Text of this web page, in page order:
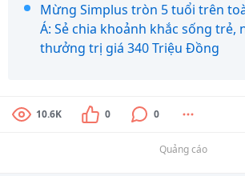
Mừng Simplus tròn 5 tuổi trên
Á: Sẻ chia khoảnh khắc sống trẻ,
thưởng trị giá 340 Triệu Đồng
10.6K 0 0
Quảng cáo